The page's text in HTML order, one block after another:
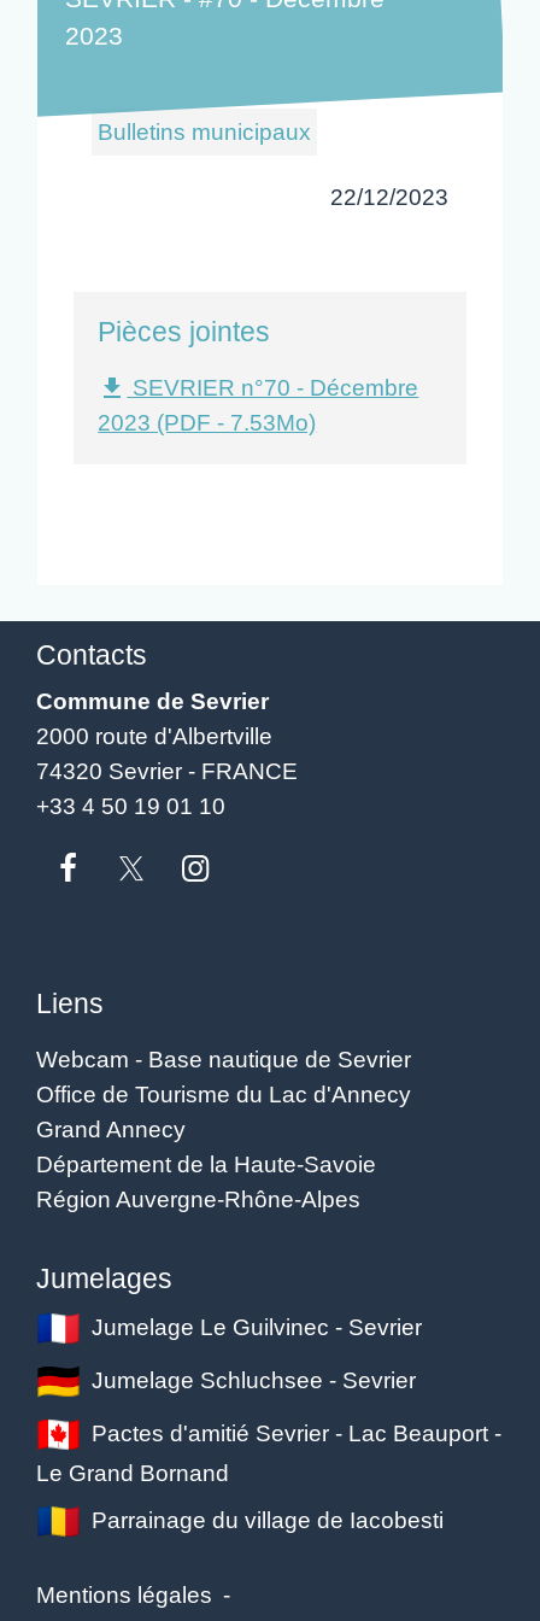
2023
Bulletins municipaux
22/12/2023
Pièces jointes
file_download SEVRIER n°70 - Décembre
2023 (PDF - 7.53Mo)
Contacts
Commune de Sevrier
2000 route d'Albertville
74320 Sevrier - FRANCE
+33 4 50 19 01 10
Liens
Webcam - Base nautique de Sevrier
Office de Tourisme du Lac d'Annecy
Grand Annecy
Département de la Haute-Savoie
Région Auvergne-Rhône-Alpes
Jumelages
Jumelage Le Guilvinec - Sevrier
Jumelage Schluchsee - Sevrier
Pactes d'amitié Sevrier - Lac Beauport -
Le Grand Bornand
Parrainage du village de Iacobesti
Mentions légales -